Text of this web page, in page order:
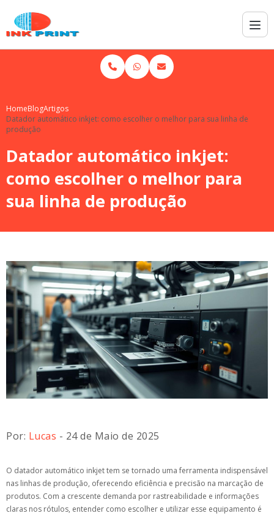
HomeBlogArtigos
Datador automático inkjet: como escolher o melhor para sua linha de
produção
Datador automático inkjet:
como escolher o melhor para
sua linha de produção
Por: Lucas - 24 de Maio de 2025
O datador automático inkjet tem se tornado uma ferramenta indispensável
nas linhas de produção, oferecendo eficiência e precisão na marcação de
produtos. Com a crescente demanda por rastreabilidade e informações
claras nos rótulos, entender como escolher e utilizar esse equipamento é